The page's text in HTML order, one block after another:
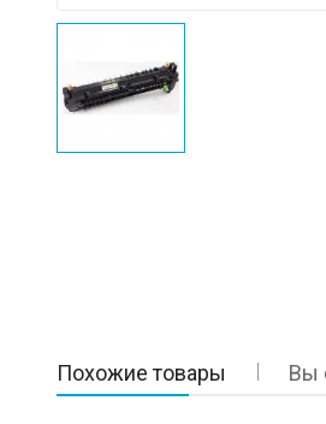
Похожие товары Вы